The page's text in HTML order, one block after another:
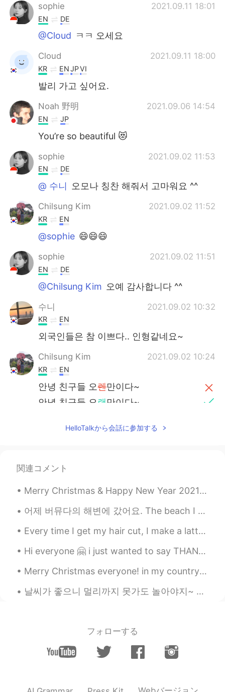
sophie 2021.09.11 18:01
EN DE
@Cloud ㅋㅋ 오세요
Cloud 2021.09.11 18:00
KR ENJPVI
발리 가고 싶어요.
Noah 野明 2021.09.06 14:54
EN JP
You’re so beautiful 😻
sophie 2021.09.02 11:53
EN DE
@ 수니 오모나 칭찬 해줘서 고마워요 ^^
Chilsung Kim 2021.09.02 11:52
KR EN
@sophie 😄😄😄
sophie 2021.09.02 11:51
EN DE
@Chilsung Kim 오예 감사합니다 ^^
수니 2021.09.02 10:32
KR EN
외국인들은 참 이쁘다.. 인형같네요~
Chilsung Kim 2021.09.02 10:24
KR EN
안녕 친구들 오렌만이다~
안녕 친구들 오 랜만이다~
코로나 때문에 발리오이사왔어요 ㅋㅋ
여기 동네 사람들이랑
한달 동안 여기서 살다보니 너무 즐겁고
여기 동네 사람들이랑친하게 지내고있
어요^^
어제 찍은 사진~
HelloTalkから会話に参加する
関連コメント
Merry Christmas & Happy New Year 2021!!!❣️🎉 Wishing you love, light, & peaceful loving energy thi...
어제 버뮤다의 해변에 갔어요. The beach I went to was called Horseshoe Bay. It is famous for having pink sa...
Every time I get my hair cut, I make a latte for my hairdresser. That way she likes me and will a...
Hi everyone 🤗 i just wanted to say THANKS to everyone here who is helping me learn Korean and to ...
Merry Christmas everyone! in my country we would say, Selamat Hari Natal semua! What are your go...
날씨가 좋으니 멀리까지 못가도 놀아야지~ 친구들이랑 한옥마을에 오니깐 꿀잼!!! 날씨는 화창하고 덥지만 친구들이랑 즐거운 시간을 보내고 사람도 많이 없고 오랜만에 얘기많이 해...
フォローする